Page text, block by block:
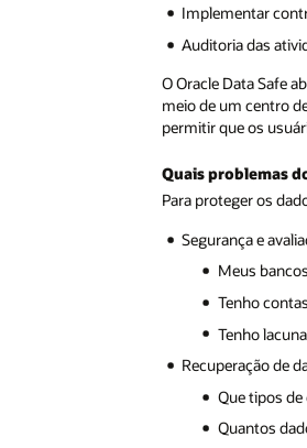
Implementar
Auditoria das
O Oracle Data Safe
meio de um centro
permitir que os
Quais problemas
Para proteger os
Segurança e
Meus
Tenho
Tenho
Recuperação de
Que tipos
Quantos